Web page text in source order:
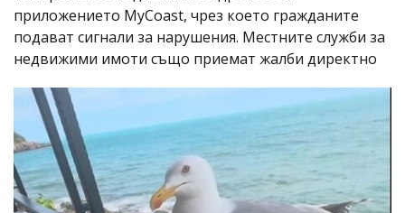
приложението MyCoast, чрез което гражданите
подават сигнали за нарушения. Местните служби за
недвижими имоти също приемат жалби директно